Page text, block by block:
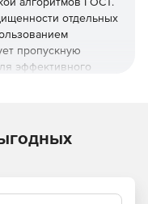
отдельных
пропускную
эффективного
обработки трафика,
для